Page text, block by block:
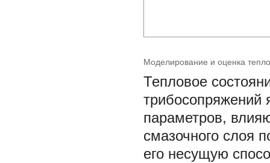
Моделирование и оценка
Тепловое
трибосопряжений
параметров,
смазочного слоя
его несущую